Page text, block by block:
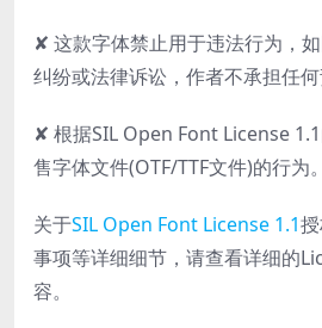
✘ 这款字体禁止用于违法行为，
纠纷或法律诉讼，作者不承担任何
✘ 根据SIL Open Font License
售字体文件(OTF/TTF文件)的行为。
关于SIL Open Font License 1.1
事项等详细细节，请查看详细的
容。